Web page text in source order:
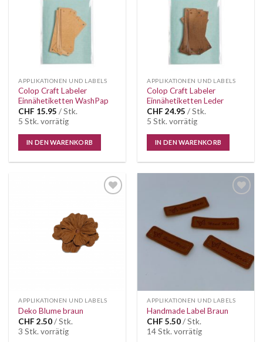
APPLIKATIONEN UND LABELS
Colop Craft Labeler
Einnähetiketten WashPap
CHF 15.95 / Stk.
5 Stk. vorrätig
IN DEN WARENKORB
APPLIKATIONEN UND LABELS
Colop Craft Labeler
Einnähetiketten Leder
CHF 24.95 / Stk.
5 Stk. vorrätig
IN DEN WARENKORB
APPLIKATIONEN UND LABELS
Deko Blume braun
CHF 2.50/ Stk.
3 Stk. vorrätig
Wunschliste
APPLIKATIONEN UND LABELS
Handmade Label Braun
CHF 5.50/ Stk.
14 Stk. vorrätig